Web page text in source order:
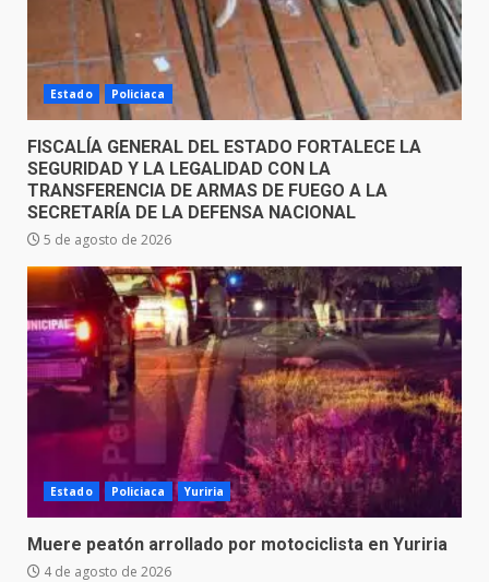
Estado Policiaca
FISCALÍA GENERAL DEL ESTADO FORTALECE LA
SEGURIDAD Y LA LEGALIDAD CON LA
TRANSFERENCIA DE ARMAS DE FUEGO A LA
SECRETARÍA DE LA DEFENSA NACIONAL
5 de agosto de 2026
Estado Policiaca Yuriria
Muere peatón arrollado por motociclista en Yuriria
4 de agosto de 2026